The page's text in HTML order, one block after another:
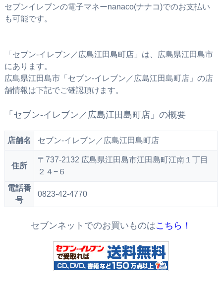
セブンイレブンの電子マネーnanaco(ナナコ)でのお支払い
も可能です。
「セブン‐イレブン／広島江田島町店」は、広島県江田島市
にあります。
広島県江田島市「セブン‐イレブン／広島江田島町店」の店
舗情報は下記でご確認頂けます。
「セブン‐イレブン／広島江田島町店」の概要
店舗名 セブン‐イレブン／広島江田島町店
住所
〒737-2132 広島県江田島市江田島町江南１丁目
２４−６
電話番
号
0823-42-4770
セブンネットでのお買いものはこちら！